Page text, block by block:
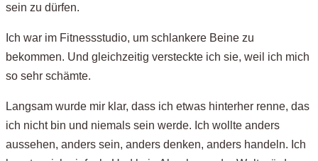
sein zu dürfen.
Ich war im Fitnessstudio, um schlankere Beine zu
bekommen. Und gleichzeitig versteckte ich sie, weil ich mich
so sehr schämte.
Langsam wurde mir klar, dass ich etwas hinterher renne, das
ich nicht bin und niemals sein werde. Ich wollte anders
aussehen, anders sein, anders denken, anders handeln. Ich